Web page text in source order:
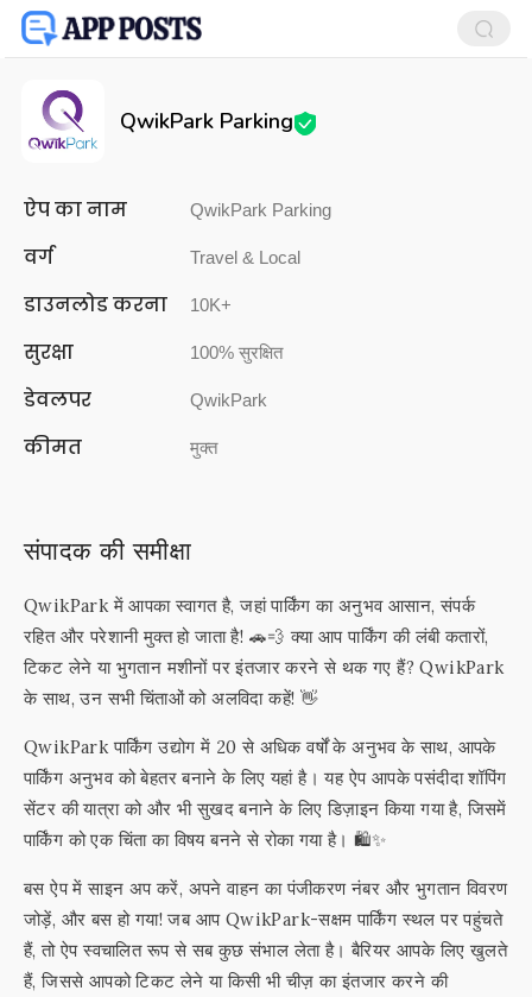
QwikPark Parking
ऐप का नाम QwikPark Parking
वर्ग Travel & Local
डाउनलोड करना 10K+
सुरक्षा 100% सुरक्षित
डेवलपर QwikPark
कीमत मुक्त
संपादक की समीक्षा
QwikPark में आपका स्वागत है, जहां पार्किंग का अनुभव आसान, संपर्क
रहित और परेशानी मुक्त हो जाता है! 🚗💨 क्या आप पार्किंग की लंबी कतारों,
टिकट लेने या भुगतान मशीनों पर इंतजार करने से थक गए हैं? QwikPark
के साथ, उन सभी चिंताओं को अलविदा कहें! 👋
QwikPark पार्किंग उद्योग में 20 से अधिक वर्षों के अनुभव के साथ, आपके
पार्किंग अनुभव को बेहतर बनाने के लिए यहां है। यह ऐप आपके पसंदीदा शॉपिंग
सेंटर की यात्रा को और भी सुखद बनाने के लिए डिज़ाइन किया गया है, जिसमें
पार्किंग को एक चिंता का विषय बनने से रोका गया है। 🛍️✨
बस ऐप में साइन अप करें, अपने वाहन का पंजीकरण नंबर और भुगतान विवरण
जोड़ें, और बस हो गया! जब आप QwikPark-सक्षम पार्किंग स्थल पर पहुंचते
हैं, तो ऐप स्वचालित रूप से सब कुछ संभाल लेता है। बैरियर आपके लिए खुलते
हैं, जिससे आपको टिकट लेने या किसी भी चीज़ का इंतजार करने की